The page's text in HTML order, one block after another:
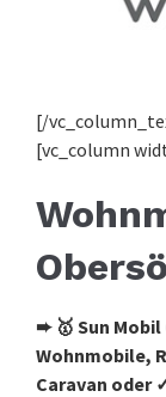
[/
[vc_column
➨ 🥇 Sun
Wohnmobile,
Caravan oder